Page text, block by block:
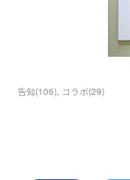
告知(106) コラボ(29)